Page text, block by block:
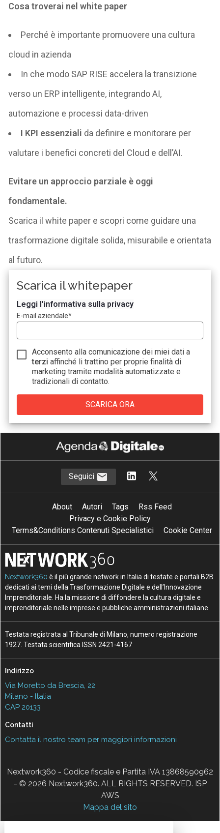
Cosa troverai nel white paper
Perché è importante promuovere una cultura
cloud in azienda
In che modo SAP RISE accelera la transizione
verso un ERP intelligente, integrando AI,
automazione e processi data-driven
I KPI essenziali da definire e monitorare per
valutare i benefici concreti del Cloud e dell’AI.
Evitare un approccio parziale è oggi
fondamentale.
Scarica il white paper e scopri come guidare una
trasformazione digitale solida, misurabile e orientata
al futuro.
Scarica il whitepaper
Leggi l'informativa sulla privacy
E-mail aziendale*
Acconsento alla comunicazione dei miei dati a
terzi affinché li trattino per proprie finalità di
marketing tramite modalità automatizzate e
tradizionali di contatto.
Seguici
About Autori Tags
Rss Feed
Privacy e Cookie Policy
Terms&Conditions Contenuti Specialistici
Cookie Center
Nextwork360 è il più grande network in Italia di testate e portali B2B
dedicati ai temi della Trasformazione Digitale e dell’Innovazione
Imprenditoriale. Ha la missione di diffondere la cultura digitale e
imprenditoriale nelle imprese e pubbliche amministrazioni italiane.
Testata registrata al Tribunale di Milano, numero registrazione
1927. Testata scientifica ISSN 2421-4167
Indirizzo
Via Moretto da Brescia, 22
Milano - Italia
CAP 20133
Contatti
Contatta il nostro team per maggiori informazioni
Nextwork360 - Codice fiscale e Partita IVA 13868590962
- © 2026 Nextwork360. ALL RIGHTS RESERVED. ISP
AWS
Mappa del sito